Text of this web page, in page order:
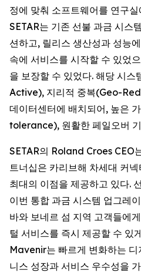
정에 맞춰 소프트웨어를 연구
SETAR는 기존 선불 과금 시스
션하고, 릴리스 생산성과 성능
속에 서비스를 시작할 수 있었
을 보장할 수 있었다. 해당 시
Active), 지리적 중복(Geo-
데이터센터에 배치되어, 높은
tolerance), 원활한 페일오버
SETAR의 Roland Croes CEO
트너십은 카리브해 차세대 커
최대의 이점을 제공하고 있다.
이번 통합 과금 시스템 업그레
바와 보네르 섬 지역 고객들에
털 서비스를 즉시 제공할 수 있
Mavenir는 빠르게 변화하는
니스 성장과 서비스 우수성을